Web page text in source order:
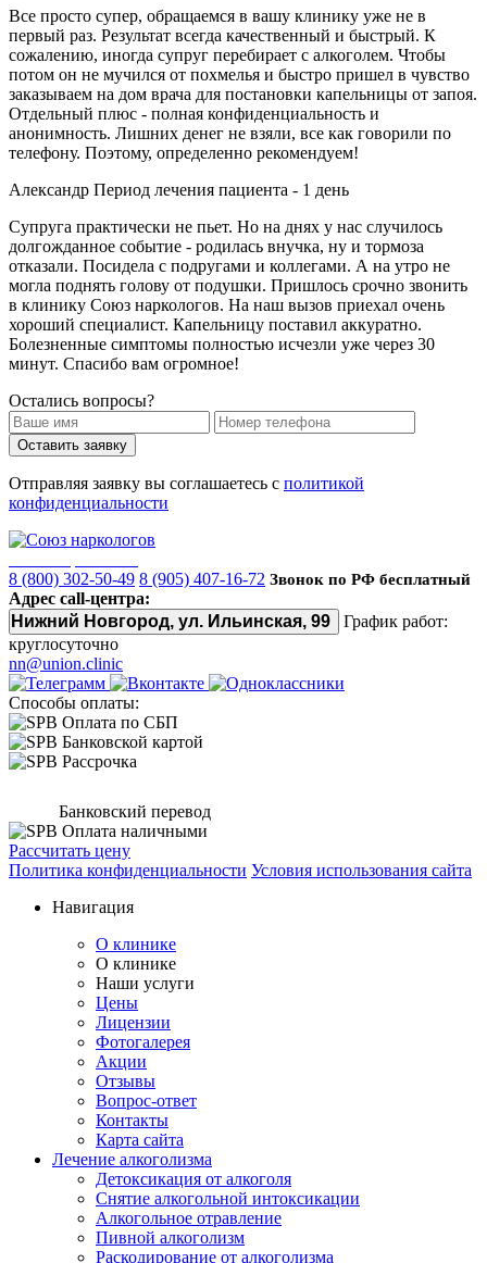
Все просто супер, обращаемся в вашу клинику уже не в
первый раз. Результат всегда качественный и быстрый. К
сожалению, иногда супруг перебирает с алкоголем. Чтобы
потом он не мучился от похмелья и быстро пришел в чувство
заказываем на дом врача для постановки капельницы от запоя.
Отдельный плюс - полная конфиденциальность и
анонимность. Лишних денег не взяли, все как говорили по
телефону. Поэтому, определенно рекомендуем!
Александр Период лечения пациента - 1 день
Супруга практически не пьет. Но на днях у нас случилось
долгожданное событие - родилась внучка, ну и тормоза
отказали. Посидела с подругами и коллегами. А на утро не
могла поднять голову от подушки. Пришлось срочно звонить
в клинику Союз наркологов. На наш вызов приехал очень
хороший специалист. Капельницу поставил аккуратно.
Болезненные симптомы полностью исчезли уже через 30
минут. Спасибо вам огромное!
Остались вопросы?
Оставить заявку
Отправляя заявку вы соглашаетесь с политикой
конфиденциальности
8 (800) 302-50-49 8 (905) 407-16-72 Звонок по РФ бесплатный
Адрес call-центра:
Нижний Новгород, ул. Ильинская, 99
График работ:
круглосуточно
nn@union.clinic
Способы оплаты:
Оплата по СБП
Банковской картой
Рассрочка
Банковский перевод
Оплата наличными
Рассчитать цену
Политика конфиденциальности Условия использования сайта
Навигация
О клинике
О клинике
Наши услуги
Цены
Лицензии
Фотогалерея
Акции
Отзывы
Вопрос-ответ
Контакты
Карта сайта
Лечение алкоголизма
Детоксикация от алкоголя
Снятие алкогольной интоксикации
Алкогольное отравление
Пивной алкоголизм
Раскодирование от алкоголизма